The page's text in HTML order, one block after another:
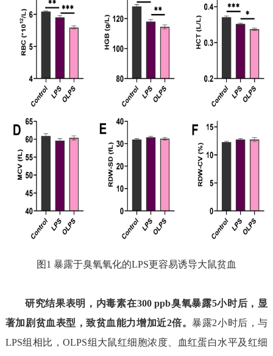
图 1 暴露于臭氧氧化的LPS更容易诱导大鼠贫血
研究结果表明， 内毒素在300 ppb臭氧暴露5小时后，显
著加剧贫血表型，致贫血能力增加近2倍。暴露2小时后，与
LPS组相比，OLPS组大鼠红细胞浓度、血红蛋白水平及红细